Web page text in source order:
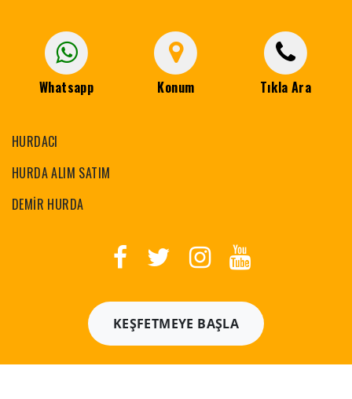
Whatsapp Konum Tıkla Ara
HURDACI
HURDA ALIM SATIM
DEMİR HURDA
KEŞFETMEYE BAŞLA